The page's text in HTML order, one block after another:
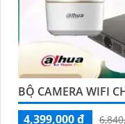
BỘ CAMERA WIFI
4,399,000 ₫